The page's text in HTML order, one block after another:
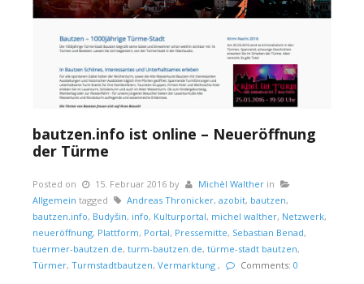
bautzen.info ist online – Neueröffnung
der Türme
Posted on 15. Februar 2016 by Michèl Walther in
Allgemein tagged Andreas Thronicker, azobit, bautzen,
bautzen.info, Budyšin, info, Kulturportal, michel walther, Netzwerk,
neueröffnung, Plattform, Portal, Pressemitte, Sebastian Benad,
tuermer-bautzen.de, turm-bautzen.de, türme-stadt bautzen,
Türmer, Turmstadtbautzen, Vermarktung , Comments: 0